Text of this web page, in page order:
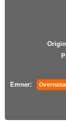
Emner: